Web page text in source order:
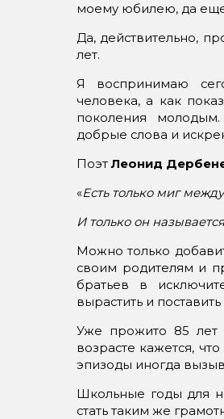
моему юбилею, да
Да, действительно,
лет.
Я воспринимаю
человека, а как
поколения
добрые слова и
ПоэтЛеонид
«Есть только миг
И только он
Можно только
своим родителям и
братьев в
вырастить и поставить
Уже прожито 85 лет
возрасте кажется,
эпизоды иногда
Школьные годы для
стать таким же